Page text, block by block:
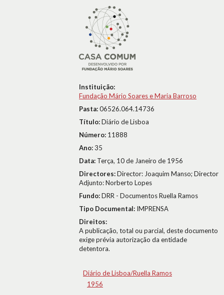
Instituição:
Fundação Mário Soares e Maria Barroso
Pasta:06526.064.14736
Título:Diário de Lisboa
Número: 11888
Ano:35
Data: Terça, 10 de Janeiro de 1956
Directores:Director: Joaquim Manso; Director
Adjunto: Norberto Lopes
Fundo:DRR - Documentos Ruella Ramos
Tipo Documental: IMPRENSA
Direitos:
A publicação, total ou parcial, deste documento
exige prévia autorização da entidade
detentora.
Diário de Lisboa/Ruella Ramos
1956